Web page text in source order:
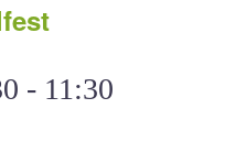
- 11:30